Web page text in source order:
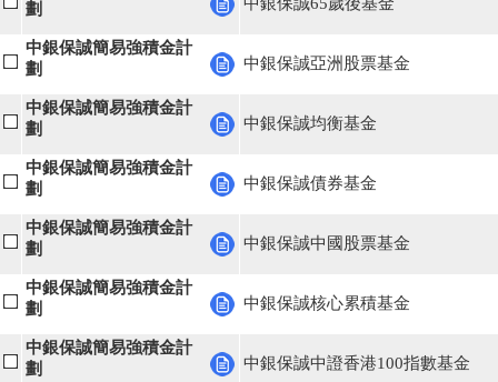
劃
中銀保誠簡易強積金計
劃
中銀保誠亞洲股票基金
中銀保誠簡易強積金計
劃
中銀保誠均衡基金
中銀保誠簡易強積金計
劃
中銀保誠債券基金
中銀保誠簡易強積金計
劃
中銀保誠中國股票基金
中銀保誠簡易強積金計
劃
中銀保誠核心累積基金
中銀保誠簡易強積金計
劃
中銀保誠中證香港100指數基金